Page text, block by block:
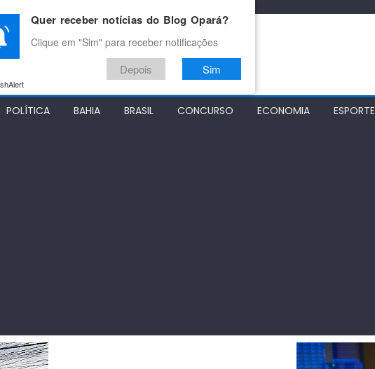
POLÍTICA BAHIA BRASIL CONCURSO ECONOMIA ESPORTE
Quer receber notícias do Blog Opará?
Clique em "Sim" para receber notificações
Depois Sim